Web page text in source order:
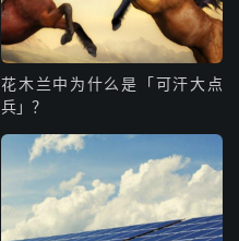
花木兰中为什么是「可汗大点
兵」？